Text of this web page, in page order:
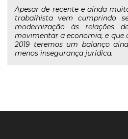
Apesar de recente e ainda
trabalhista vem cumprindo
modernização às relações
movimentar a economia, e que
2019 teremos um balanço
menos insegurança jurídica.